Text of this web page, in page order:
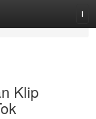
Klip